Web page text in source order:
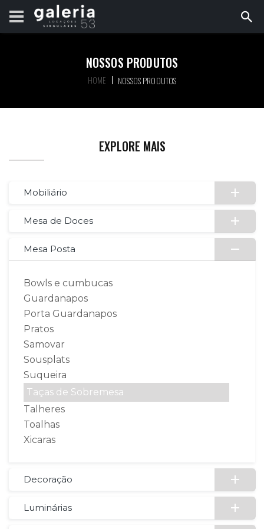
NOSSOS PRODUTOS
HOME NOSSOS PRODUTOS
EXPLORE MAIS
Mobiliário
Mesa de Doces
Mesa Posta
Bowls e cumbucas
Guardanapos
Porta Guardanapos
Pratos
Samovar
Sousplats
Suqueira
Taças de Sobremesa
Talheres
Toalhas
Xicaras
Decoração
Luminárias